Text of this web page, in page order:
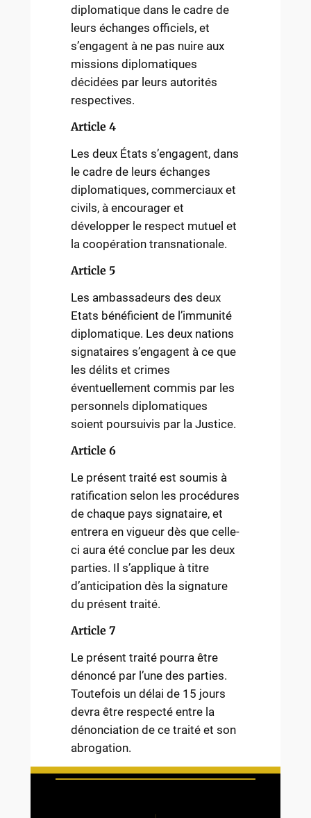
diplomatique dans le cadre de
leurs échanges officiels, et
s’engagent à ne pas nuire aux
missions diplomatiques
décidées par leurs autorités
respectives.
Article 4
Les deux États s’engagent, dans
le cadre de leurs échanges
diplomatiques, commerciaux et
civils, à encourager et
développer le respect mutuel et
la coopération transnationale.
Article 5
Les ambassadeurs des deux
Etats bénéficient de l’immunité
diplomatique. Les deux nations
signataires s’engagent à ce que
les délits et crimes
éventuellement commis par les
personnels diplomatiques
soient poursuivis par la Justice.
Article 6
Le présent traité est soumis à
ratification selon les procédures
de chaque pays signataire, et
entrera en vigueur dès que celle-
ci aura été conclue par les deux
parties. Il s’applique à titre
d’anticipation dès la signature
du présent traité.
Article 7
Le présent traité pourra être
dénoncé par l’une des parties.
Toutefois un délai de 15 jours
devra être respecté entre la
dénonciation de ce traité et son
abrogation.